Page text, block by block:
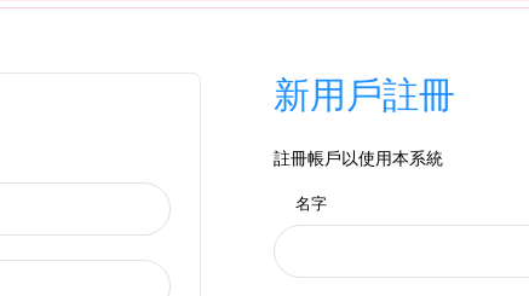
新用戶註冊
註冊帳戶以使用本系統
名字